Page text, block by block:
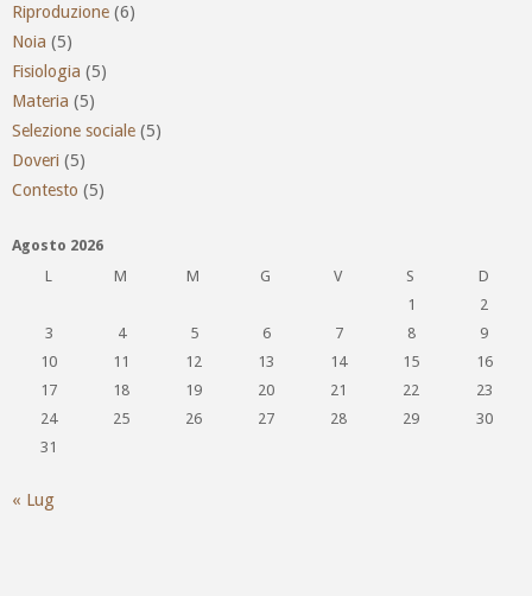
Riproduzione (6)
Noia (5)
Fisiologia (5)
Materia (5)
Selezione sociale (5)
Doveri (5)
Contesto (5)
Agosto 2026
L
M M G V S
D
1
2
3
4 5 6 7 8
9
10
11 12 13 14 15
16
17
18 19 20 21 22
23
24
25 26 27 28 29
30
31
« Lug